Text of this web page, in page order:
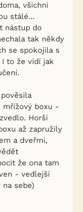
všichni
stálé...
nástup do
tak někdy
se spokojila s
to že vidí jak
mřížový boxu -
Horší
až zapružily
a dveřmi,
že ona tam
- vedlejší
sebe)